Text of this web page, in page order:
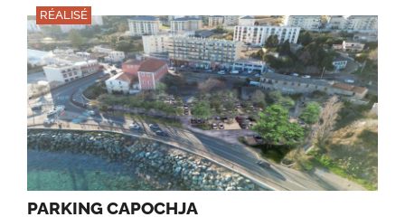
RÉALISÉ
PARKING CAPOCHJA